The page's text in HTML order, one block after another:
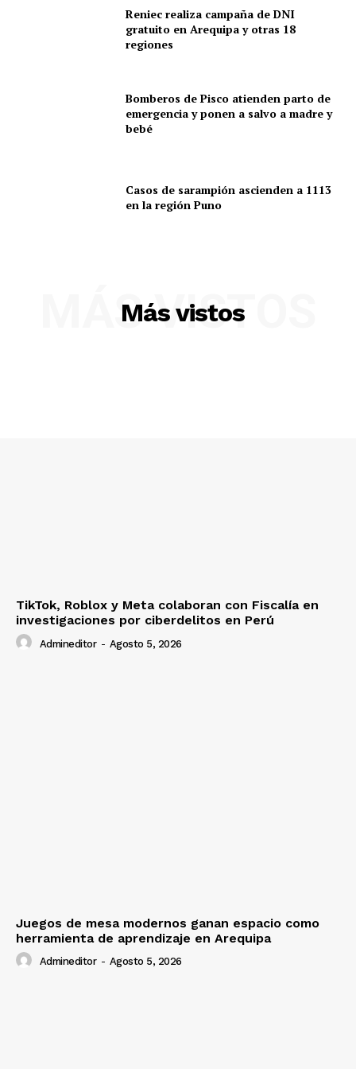
Prensa
Reniec realiza campaña de DNI
gratuito en Arequipa y otras 18
regiones
Bomberos de Pisco atienden parto de
emergencia y ponen a salvo a madre y
bebé
Casos de sarampión ascienden a 1113
en la región Puno
Más vistos
MÁS VISTOS
TikTok, Roblox y Meta colaboran con Fiscalía en
investigaciones por ciberdelitos en Perú
Admineditor - Agosto 5, 2026
Juegos de mesa modernos ganan espacio como
herramienta de aprendizaje en Arequipa
Admineditor - Agosto 5, 2026